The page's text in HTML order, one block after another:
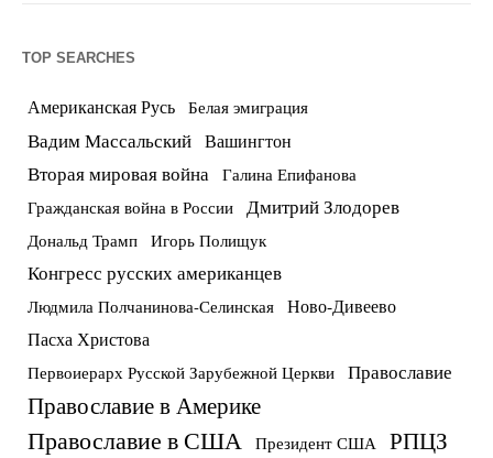
TOP SEARCHES
Американская Русь Белая эмиграция
Вадим Массальский Вашингтон
Вторая мировая война Галина Епифанова
Гражданская война в России Дмитрий Злодорев
Дональд Трамп Игорь Полищук
Конгресс русских американцев
Людмила Полчанинова-Селинская Ново-Дивеево
Пасха Христова
Первоиерарх Русской Зарубежной Церкви Православие
Православие в Америке
Православие в США Президент США РПЦЗ